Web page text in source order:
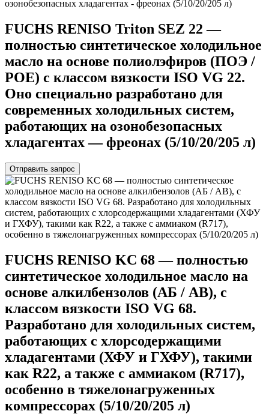
FUCHS RENISO Triton SEZ 22 —
полностью синтетическое холодильное
масло на основе полиолэфиров (ПОЭ /
POE) с классом вязкости ISO VG 22.
Оно специально разработано для
современных холодильных систем,
работающих на озонобезопасных
хладагентах — фреонах (5/10/20/205 л)
Отправить запрос
FUCHS RENISO KC 68 — полностью
синтетическое холодильное масло на
основе алкилбензолов (АБ / AB), с
классом вязкости ISO VG 68.
Разработано для холодильных систем,
работающих с хлорсодержащими
хладагентами (ХФУ и ГХФУ), такими
как R22, а также с аммиаком (R717),
особенно в тяжелонагруженных
компрессорах (5/10/20/205 л)